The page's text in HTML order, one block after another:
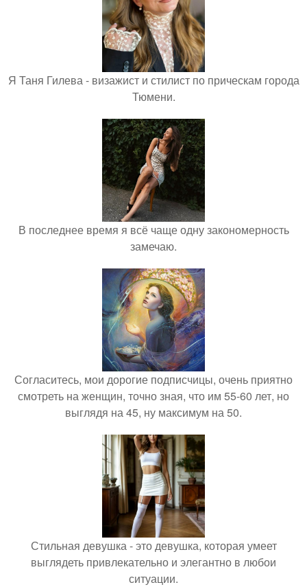
Я Таня Гилева - визажист и стилист по прическам города
Тюмени.
В последнее время я всё чаще одну закономерность
замечаю.
Согласитесь, мои дорогие подписчицы, очень приятно
смотреть на женщин, точно зная, что им 55-60 лет, но
выглядя на 45, ну максимум на 50.
Стильная девушка - это девушка, которая умеет
выглядеть привлекательно и элегантно в любои
ситуации.